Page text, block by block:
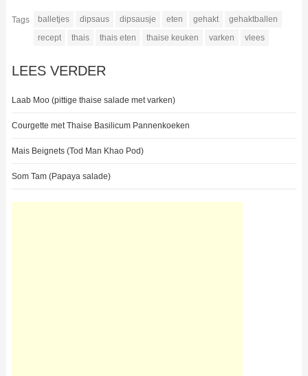
Tags balletjes dipsaus dipsausje eten gehakt
gehaktballen
recept
thais thais eten thaise keuken varken vlees
LEES VERDER
Laab Moo (pittige thaise salade met varken)
Courgette met Thaise Basilicum Pannenkoeken
Mais Beignets (Tod Man Khao Pod)
Som Tam (Papaya salade)